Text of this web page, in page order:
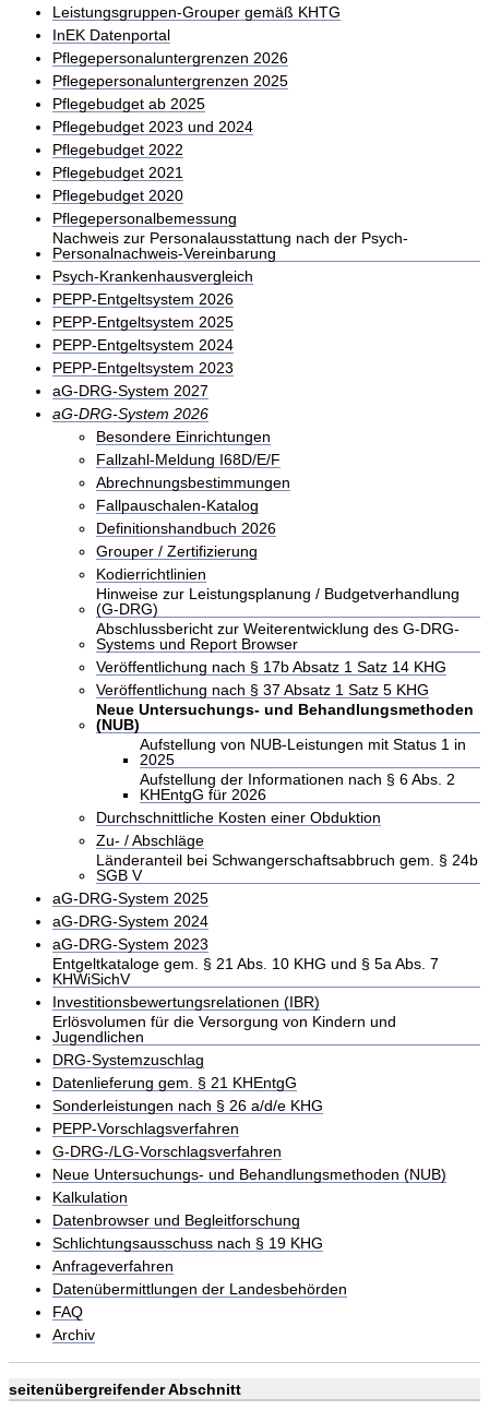
Leistungsgruppen-Grouper gemäß KHTG
InEK Datenportal
Pflegepersonaluntergrenzen 2026
Pflegepersonaluntergrenzen 2025
Pflegebudget ab 2025
Pflegebudget 2023 und 2024
Pflegebudget 2022
Pflegebudget 2021
Pflegebudget 2020
Pflegepersonalbemessung
Nachweis zur Personalausstattung nach der Psych-
Personalnachweis-Vereinbarung
Psych-Krankenhausvergleich
PEPP-Entgeltsystem 2026
PEPP-Entgeltsystem 2025
PEPP-Entgeltsystem 2024
PEPP-Entgeltsystem 2023
aG-DRG-System 2027
aG-DRG-System 2026
Besondere Einrichtungen
Fallzahl-Meldung I68D/E/F
Abrechnungsbestimmungen
Fallpauschalen-Katalog
Definitionshandbuch 2026
Grouper / Zertifizierung
Kodierrichtlinien
Hinweise zur Leistungsplanung / Budgetverhandlung
(G-DRG)
Abschlussbericht zur Weiterentwicklung des G-DRG-
Systems und Report Browser
Veröffentlichung nach § 17b Absatz 1 Satz 14 KHG
Veröffentlichung nach § 37 Absatz 1 Satz 5 KHG
Neue Untersuchungs- und Behandlungsmethoden
(NUB)
Aufstellung von NUB-Leistungen mit Status 1 in
2025
Aufstellung der Informationen nach § 6 Abs. 2
KHEntgG für 2026
Durchschnittliche Kosten einer Obduktion
Zu- / Abschläge
Länderanteil bei Schwangerschaftsabbruch gem. § 24b
SGB V
aG-DRG-System 2025
aG-DRG-System 2024
aG-DRG-System 2023
Entgeltkataloge gem. § 21 Abs. 10 KHG und § 5a Abs. 7
KHWiSichV
Investitionsbewertungsrelationen (IBR)
Erlösvolumen für die Versorgung von Kindern und
Jugendlichen
DRG-Systemzuschlag
Datenlieferung gem. § 21 KHEntgG
Sonderleistungen nach § 26 a/d/e KHG
PEPP-Vorschlagsverfahren
G-DRG-/LG-Vorschlagsverfahren
Neue Untersuchungs- und Behandlungsmethoden (NUB)
Kalkulation
Datenbrowser und Begleitforschung
Schlichtungsausschuss nach § 19 KHG
Anfrageverfahren
Datenübermittlungen der Landesbehörden
FAQ
Archiv
seitenübergreifender Abschnitt